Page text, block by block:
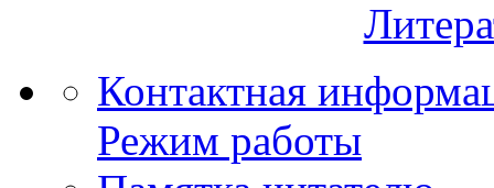
Контактная
Режим работы